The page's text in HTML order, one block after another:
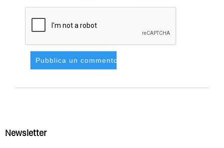
Newsletter